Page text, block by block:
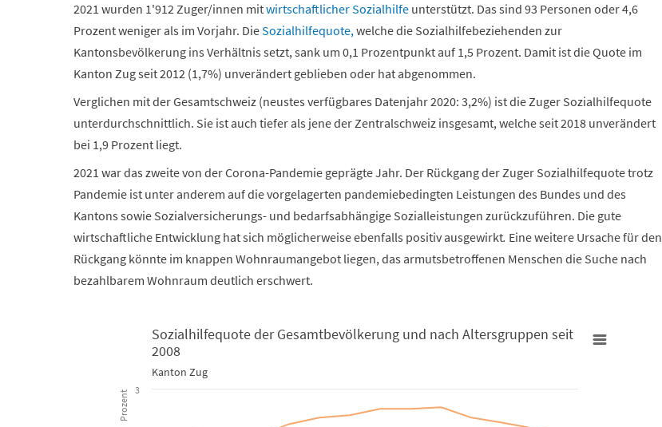
2021 wurden 1'912 Zuger/innen mitwirtschaftlicher Sozialhilfe unterstützt. Das sind 93 Personen oder 4,6
Prozent weniger als im Vorjahr. DieSozialhilfequote,welche die Sozialhilfebeziehenden zur
Kantonsbevölkerung ins Verhältnis setzt, sank um 0,1 Prozentpunkt auf 1,5 Prozent. Damit ist die Quote im
Kanton Zug seit 2012 (1,7%) unverändert geblieben oder hat abgenommen.
Verglichen mit der Gesamtschweiz (neustes verfügbares Datenjahr 2020: 3,2%) ist die Zuger Sozialhilfequote
unterdurchschnittlich. Sie ist auch tiefer als jene der Zentralschweiz insgesamt, welche seit 2018 unverändert
bei 1,9 Prozent liegt.
2021 war das zweite von der Corona-Pandemie geprägte Jahr. Der Rückgang der Zuger Sozialhilfequote trotz
Pandemie ist unter anderem auf die vorgelagerten pandemiebedingten Leistungen des Bundes und des
Kantons sowie Sozialversicherungs- und bedarfsabhängige Sozialleistungen zurückzuführen. Die gute
wirtschaftliche Entwicklung hat sich möglicherweise ebenfalls positiv ausgewirkt. Eine weitere Ursache für den
Rückgang könnte im knappen Wohnraumangebot liegen, das armutsbetroffenen Menschen die Suche nach
bezahlbarem Wohnraum deutlich erschwert.
Sozialhilfequote der Gesamtbevölkerung und nach Altersgruppen seit 2008
Line chart with 6 lines.
Prozent
Sozialhilfequote der Gesamtbevölkerung und nach Altersgruppen seit
2008
Kanton Zug
3